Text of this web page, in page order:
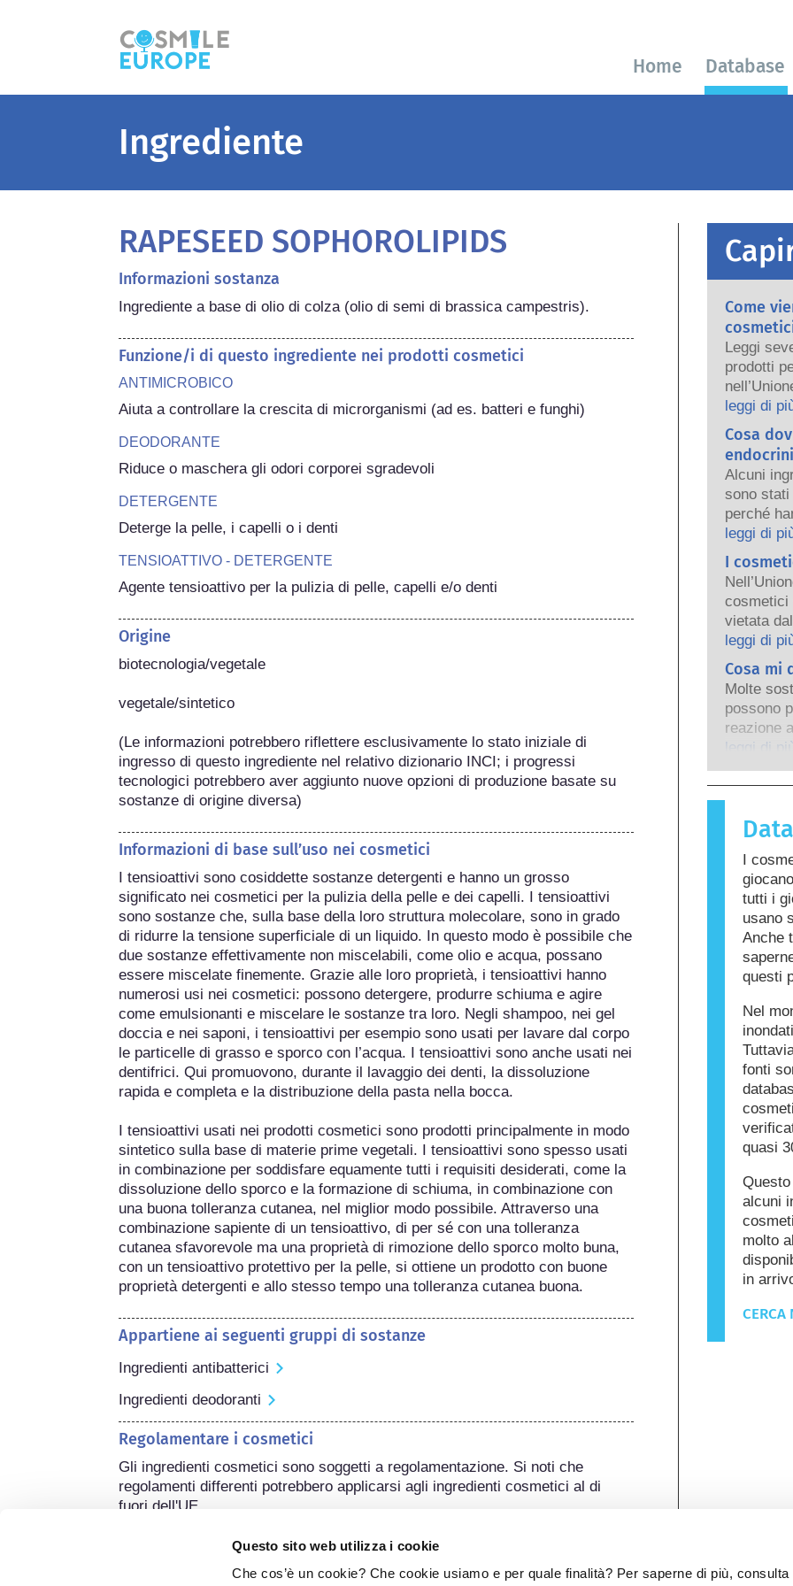
Questo sito web utilizza i cookie
Che cos’è un cookie? Che cookie usiamo e per quale finalità? Per saperne di più, consulta
Home Database
Ingrediente
RAPESEED SOPHOROLIPIDS
Informazioni sostanza
Ingrediente a base di olio di colza (olio di semi di brassica campestris).
Funzione/i di questo ingrediente nei prodotti cosmetici
ANTIMICROBICO
Aiuta a controllare la crescita di microrganismi (ad es. batteri e funghi)
DEODORANTE
Riduce o maschera gli odori corporei sgradevoli
DETERGENTE
Deterge la pelle, i capelli o i denti
TENSIOATTIVO - DETERGENTE
Agente tensioattivo per la pulizia di pelle, capelli e/o denti
Origine
biotecnologia/vegetale
vegetale/sintetico
(Le informazioni potrebbero riflettere esclusivamente lo stato iniziale di
ingresso di questo ingrediente nel relativo dizionario INCI; i progressi
tecnologici potrebbero aver aggiunto nuove opzioni di produzione basate su
sostanze di origine diversa)
Informazioni di base sull’uso nei cosmetici
I tensioattivi sono cosiddette sostanze detergenti e hanno un grosso
significato nei cosmetici per la pulizia della pelle e dei capelli. I tensioattivi
sono sostanze che, sulla base della loro struttura molecolare, sono in grado
di ridurre la tensione superficiale di un liquido. In questo modo è possibile che
due sostanze effettivamente non miscelabili, come olio e acqua, possano
essere miscelate finemente. Grazie alle loro proprietà, i tensioattivi hanno
numerosi usi nei cosmetici: possono detergere, produrre schiuma e agire
come emulsionanti e miscelare le sostanze tra loro. Negli shampoo, nei gel
doccia e nei saponi, i tensioattivi per esempio sono usati per lavare dal corpo
le particelle di grasso e sporco con l’acqua. I tensioattivi sono anche usati nei
dentifrici. Qui promuovono, durante il lavaggio dei denti, la dissoluzione
rapida e completa e la distribuzione della pasta nella bocca.
I tensioattivi usati nei prodotti cosmetici sono prodotti principalmente in modo
sintetico sulla base di materie prime vegetali. I tensioattivi sono spesso usati
in combinazione per soddisfare equamente tutti i requisiti desiderati, come la
dissoluzione dello sporco e la formazione di schiuma, in combinazione con
una buona tolleranza cutanea, nel miglior modo possibile. Attraverso una
combinazione sapiente di un tensioattivo, di per sé con una tolleranza
cutanea sfavorevole ma una proprietà di rimozione dello sporco molto buna,
con un tensioattivo protettivo per la pelle, si ottiene un prodotto con buone
proprietà detergenti e allo stesso tempo una tolleranza cutanea buona.
Appartiene ai seguenti gruppi di sostanze
Ingredienti antibatterici
Ingredienti deodoranti
Regolamentare i cosmetici
Gli ingredienti cosmetici sono soggetti a regolamentazione. Si noti che
regolamenti differenti potrebbero applicarsi agli ingredienti cosmetici al di
fuori dell'UE.
Come
Leggi
prodotti
persone.
sicuri i
leggi di
Cosa
Alcuni
sono stati
perché
delle
qualcosa
un
ormoni,
e si tratta
disturbi
esperti
sono
tutti i
leggi di
I
cosmetici
vietata
che fosse
cosmetici
persona
cercare
animali
leggi di
Cosa mi
Molte
possono
reazione
verifica
per la
sostanza
per
prodotto
altri.
leggi di più
I
tutti i
usano
Anche
questi
Nel
fonti
quasi
alcuni
molto
in
CERCA